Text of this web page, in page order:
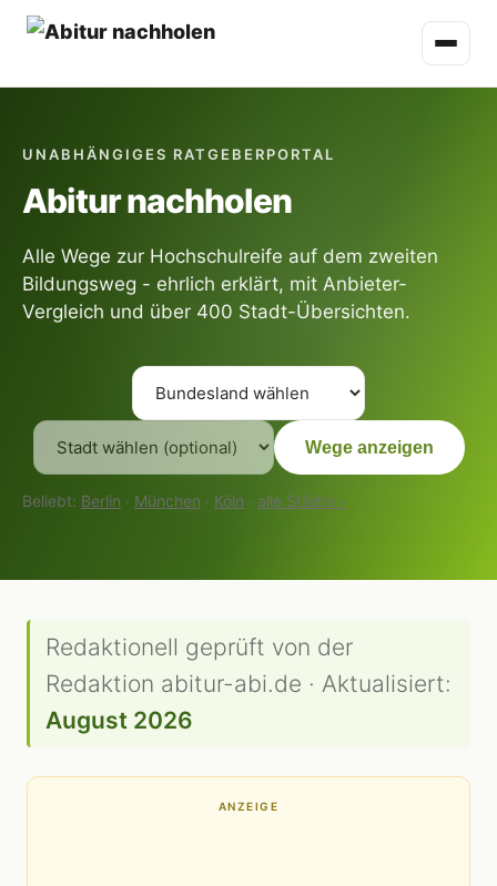
UNABHÄNGIGES RATGEBERPORTAL
Abitur nachholen
Alle Wege zur Hochschulreife auf dem zweiten
Bildungsweg - ehrlich erklärt, mit Anbieter-
Vergleich und über 400 Stadt-Übersichten.
Wege anzeigen
Beliebt: Berlin · München · Köln · alle Städte ›
Redaktionell geprüft von der
Redaktion abitur-abi.de · Aktualisiert:
August 2026
ANZEIGE